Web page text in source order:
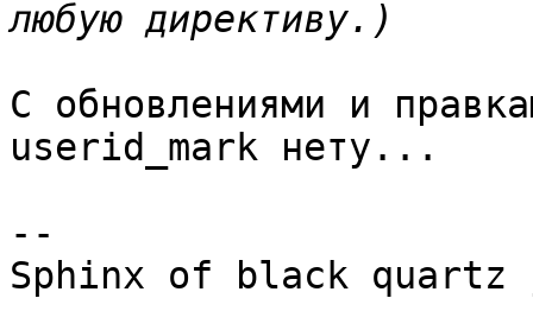
С обновлениями и
userid_mark нету...
--
Sphinx of black quartz